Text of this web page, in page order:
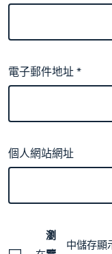
電子郵件地址*
個人網站網址
瀏
中儲存顯